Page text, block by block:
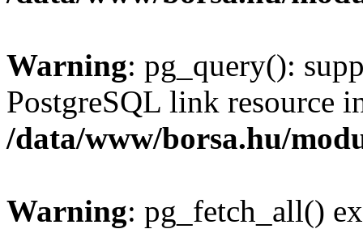
Warning: pg_query():
PostgreSQL link resource
/data/www/borsa.hu/
Warning: pg_fetch_all()